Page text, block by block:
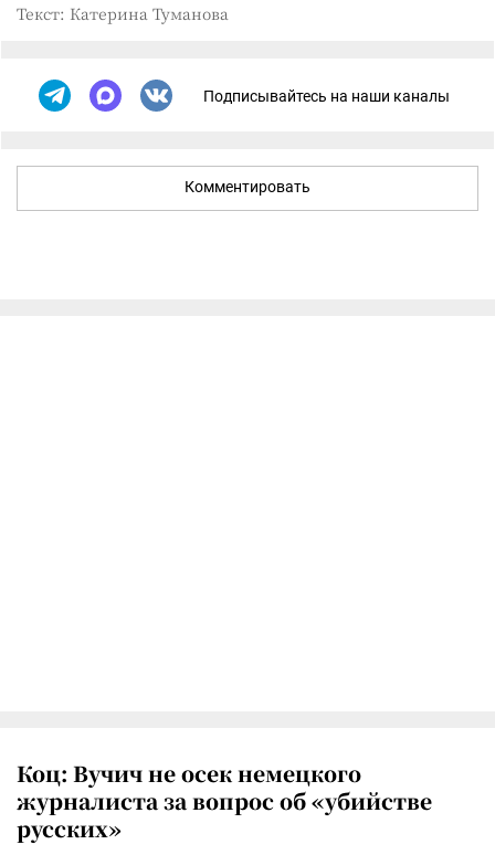
Текст: Катерина Туманова
Подписывайтесь на наши каналы
Комментировать
Коц: Вучич не осек немецкого
журналиста за вопрос об «убийстве
русских»